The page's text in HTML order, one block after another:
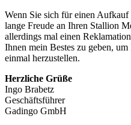
Wenn Sie sich für einen Aufkauf
lange Freude an Ihren Stallion
allerdings mal einen
Ihnen mein Bestes zu geben,
einmal herzustellen.
Herzliche Grüße
Ingo Brabetz
Geschäftsführer
Gadingo GmbH